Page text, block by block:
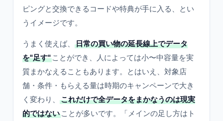
ピングと交換できるコードや特典が手に入る、とい
うイメージです。
うまく使えば、
日常の買い物の延長線上でデータ
を"足す" ことができ、人によっては小〜中容量を実
質まかなえることもあります。とはいえ、対象店
舗・条件・もらえる量は時期のキャンペーンで大き
く変わり、
これだけで全データをまかなうのは現実
的ではない ことが多いです。「メインの足し方はト